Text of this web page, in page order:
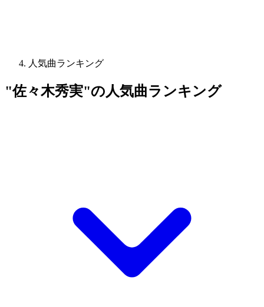
人気曲ランキング
"佐々木秀実"の人気曲ランキング